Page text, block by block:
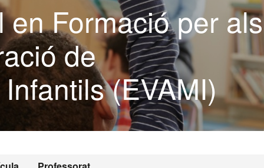
en Formació per als
de
(EVAMI)